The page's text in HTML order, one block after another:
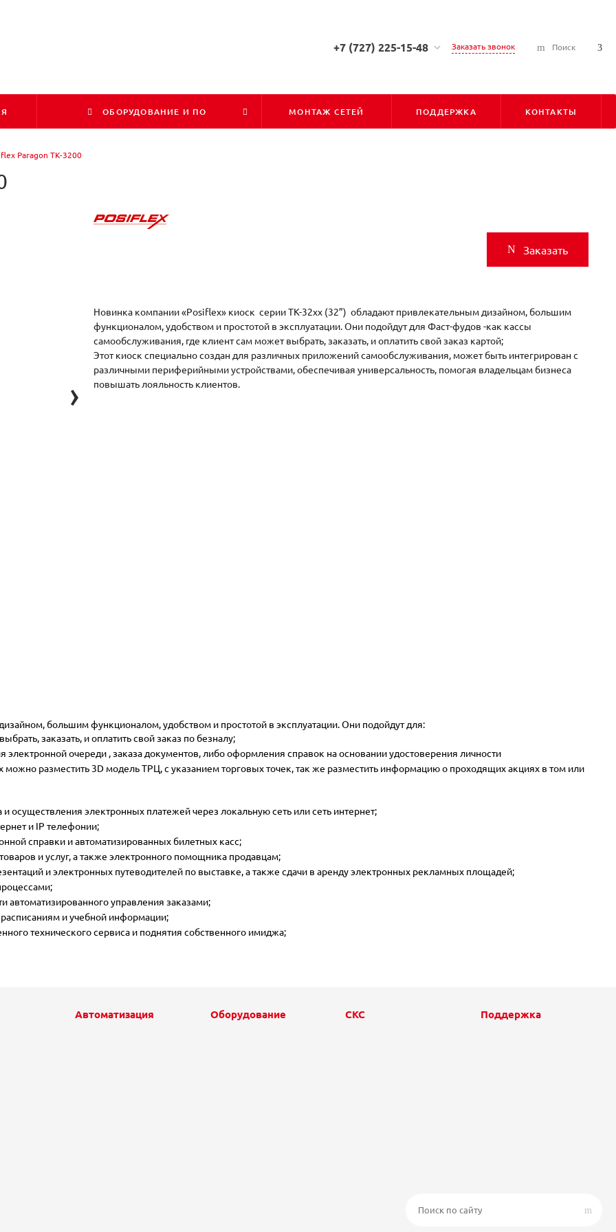
+7 (727) 225-15-48
г. Алматы, ул. Сарсена
Заказать звонок Поиск
ОБОРУДОВАНИЕ И ПО МОНТАЖ СЕТЕЙ ПОДДЕРЖКА КОНТАКТЫ
Paragon TK-3200
›
Заказать
Новинка компании «Posiflex» киоск серии TK-32xx (32”) обладают привлекательным дизайном, большим
функционалом, удобством и простотой в эксплуатации. Они подойдут для Фаст-фудов -как кассы
самообслуживания, где клиент сам может выбрать, заказать, и оплатить свой заказ картой;
Этот киоск специально создан для различных приложений самообслуживания, может быть интегрирован с
различными периферийными устройствами, обеспечивая универсальность, помогая владельцам бизнеса
повышать лояльность клиентов.
большим функционалом, удобством и простотой в эксплуатации. Они подойдут для:
заказать, и оплатить свой заказ по безналу;
очереди , заказа документов, либо оформления справок на основании удостоверения личности
разместить 3D модель ТРЦ, с указанием торговых точек, так же разместить информацию о проходящих акциях в том или
осуществления электронных платежей через локальную сеть или сеть интернет;
и IP телефонии;
справки и автоматизированных билетных касс;
и услуг, а также электронного помощника продавцам;
и электронных путеводителей по выставке, а также сдачи в аренду электронных рекламных площадей;
автоматизированного управления заказами;
и учебной информации;
технического сервиса и поднятия собственного имиджа;
Автоматизация Оборудование СКС Поддержка